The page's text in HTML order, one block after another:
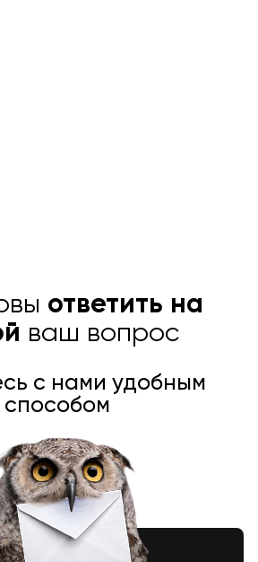
ответить на
ваш вопрос
с нами удобным
способом